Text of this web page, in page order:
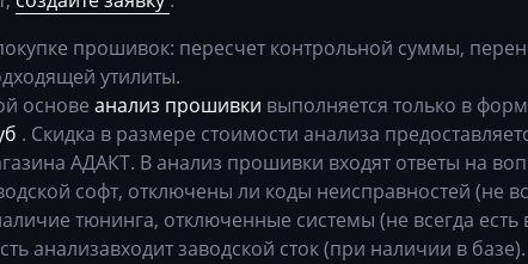
Bosch EDC17CP24
Bosch EDC17CP44
Bosch EDC17CP54
Bosch EDC17CP74
Bosch EDC17U01
Bosch EDC17U05
прошивок: пересчет контрольной суммы,
утилиты.
основе анализ прошивки выполняется только в
. Скидка в размере стоимости анализа
АДАКТ. В анализ прошивки входят ответы на
софт, отключены ли коды неисправностей (не
тюнинга, отключенные системы (не всегда
анализавходит заводской сток (при наличии в базе).